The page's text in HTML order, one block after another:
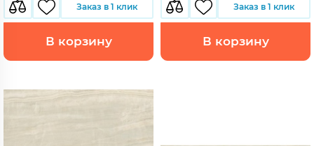
Заказ в 1 клик
В корзину
Заказ в 1 клик
В корзину